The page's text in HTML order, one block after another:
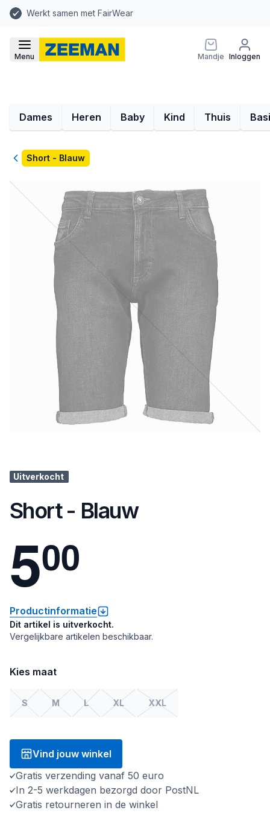
Werkt samen met FairWear
Menu Mandje Inloggen
Dames Heren Baby Kind Thuis
TerugShort - Blauw
Uitverkocht
Short - Blauw
500
Productinformatie
Dit artikel is uitverkocht.
Vergelijkbare artikelen beschikbaar.
Kies maat
S M L XL XXL
Vind jouw winkel
Gratis verzending vanaf 50 euro
In 2-5 werkdagen bezorgd door PostNL
Gratis retourneren in de winkel